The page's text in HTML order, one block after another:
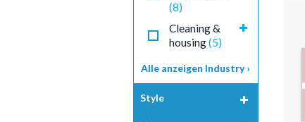
(8)
Cleaning &
housing(5)
Alle anzeigen Industry ›
Style